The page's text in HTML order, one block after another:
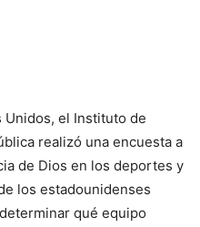
Unidos, el Instituto de
realizó una encuesta a
de Dios en los deportes y
los estadounidenses
qué equipo